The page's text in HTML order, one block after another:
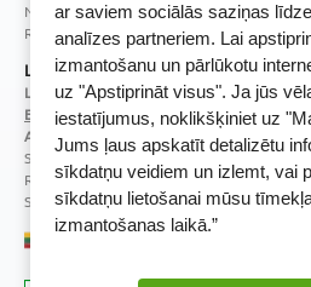
ar saviem sociālās saziņas
analīzes partneriem. Lai
izmantošanu un pārlūkotu
uz "Apstiprināt visus". Ja jūs
iestatījumus, noklikšķiniet uz
Jums ļaus apskatīt detalizētu
sīkdatņu veidiem un izlemt, vai
sīkdatņu lietošanai mūsu
izmantošanas laikā.”
Noliktavu iela 5, Dreiliņi, Stopiņu novads,
Reģistrācijas Nr.: 40003252167
Licence
Licences numurs:A00010
E-aptiekas kontakti
Aptiekas vadītāja:
Sertificēta farmaceite: Jeļena Gončarova
Reģistrācijas Nr.: F-0834
Sertifikāta Nr.: 092.2020